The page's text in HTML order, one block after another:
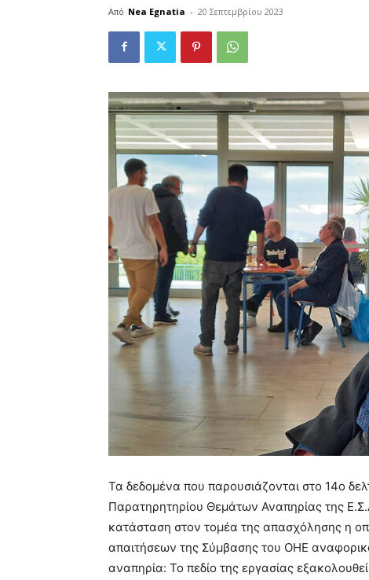
Από Nea Egnatia - 20 Σεπτεμβρίου 2023
Τα δεδομένα που παρουσιάζονται στο 14ο
Παρατηρητηρίου Θεμάτων Αναπηρίας της
κατάσταση στον τομέα της απασχόλησης η
απαιτήσεων της Σύμβασης του ΟΗΕ
αναπηρία: Το πεδίο της εργασίας